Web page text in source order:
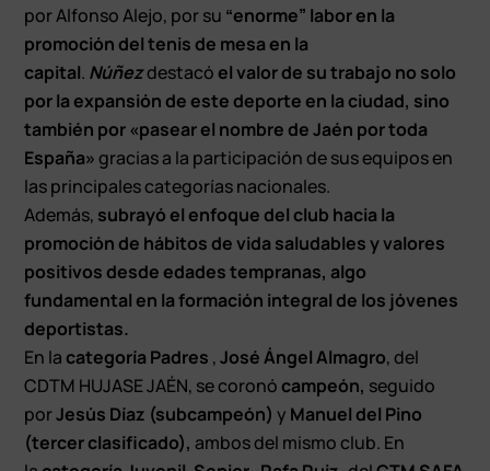
por Alfonso Alejo, por su “enorme” labor en la
promoción del tenis de mesa en la
capital. Núñezdestacóel valor de su trabajo no solo
por la expansión de este deporte en la ciudad, sino
también por «pasear el nombre de Jaén por toda
España»gracias a la participación de sus equipos en
las principales categorías nacionales.
Además, subrayó el enfoque del club hacia la
promoción de hábitos de vida saludables y valores
positivos desde edades tempranas, algo
fundamental en la formación integral de los jóvenes
deportistas.
En lacategoría Padres ,José Ángel Almagro, del
CDTM HUJASE JAÉN, se coronócampeón, seguido
porJesús Díaz (subcampeón) y Manuel del Pino
(tercer clasificado), ambos del mismo club. En